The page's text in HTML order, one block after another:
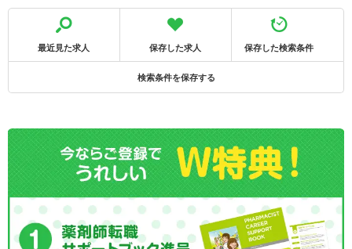
最近見た求人 保存した求人 保存した検索条件
検索条件を保存する